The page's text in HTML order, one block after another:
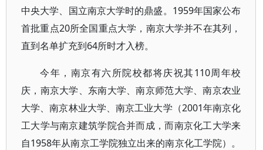
中央大学、国立南京大学时的鼎盛。1959年国家公布
首批重点20所全国重点大学，南京大学并不在其列，
直到名单扩充到64所时才入榜。
今年，南京有六所院校都将庆祝其110周年校
庆，南京大学、东南大学、南京师范大学、南京农业
大学、南京林业大学、南京工业大学（2001年南京化
工大学与南京建筑学院合并而成，而南京化工大学来
自1958年从南京工学院独立出来的南京化工学院）。